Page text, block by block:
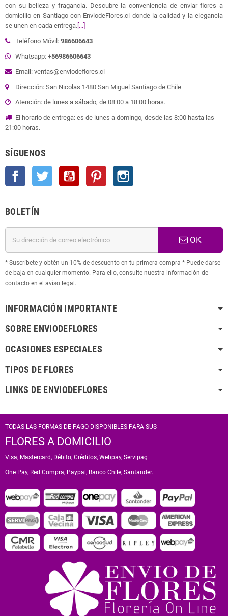
con su belleza y fragancia. Descubre la conveniencia de enviar flores a
domicilio en Santiago con EnviodeFlores.cl donde la calidad y la elegancia
se unen en cada entrega. [...]
Teléfono Móvil: 986606643
Whatsapp: +56986606643
Email: ventas@enviodeflores.cl
Dirección: San Nicolas 1480 San Miguel Santiago de Chile
Atención: de lunes a sábado, de 08:00 a 18:00 horas.
El horario de entrega: es de lunes a domingo, desde las 8:00 hasta las
21:00 horas.
SÍGUENOS
Facebook Twitter YouTube Pinterest
BOLETÍN
OK
* Suscríbete y obtén un 10% de descuento en tu primera compra * Puede darse
de baja en cualquier momento. Para ello, consulte nuestra información de
contacto en el aviso legal.
INFORMACIÓN IMPORTANTE
SOBRE ENVIODEFLORES
OCASIONES ESPECIALES
TIPOS DE FLORES
LINKS DE ENVIODEFLORES
TODAS LAS FORMAS DE PAGO DISPONIBLES PARA SUS
FLORES A DOMICILIO
Visa, Mastercard, Débito, Créditos, Webpay, Servipag
One Pay, Red Compra, Paypal, Banco Chile, Santander.